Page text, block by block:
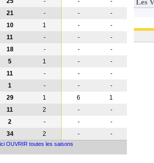
21 - -
-
10 1 -
-
11 - -
-
18 - -
-
5 1 -
-
11 - -
-
1 - -
-
29 1 6
1
11 2 -
-
2 - -
-
34 2 - -
OUVRIR toutes les saisons
Les